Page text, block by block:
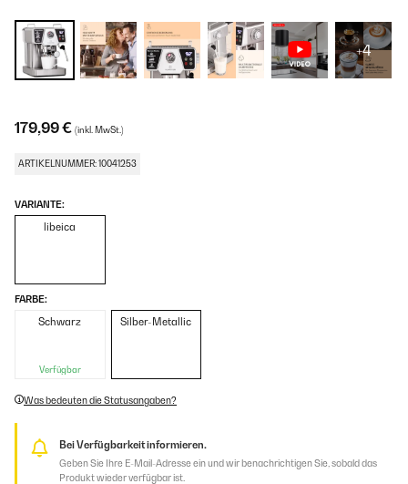
+4
179,99 € (inkl. MwSt.)
ARTIKELNUMMER: 10041253
VARIANTE:
libeica
FARBE:
Schwarz
Verfügbar
Silber-Metallic
Was bedeuten die Statusangaben?
Bei Verfügbarkeit informieren.
Geben Sie Ihre E-Mail-Adresse ein und wir benachrichtigen Sie, sobald das
Produkt wieder verfügbar ist.